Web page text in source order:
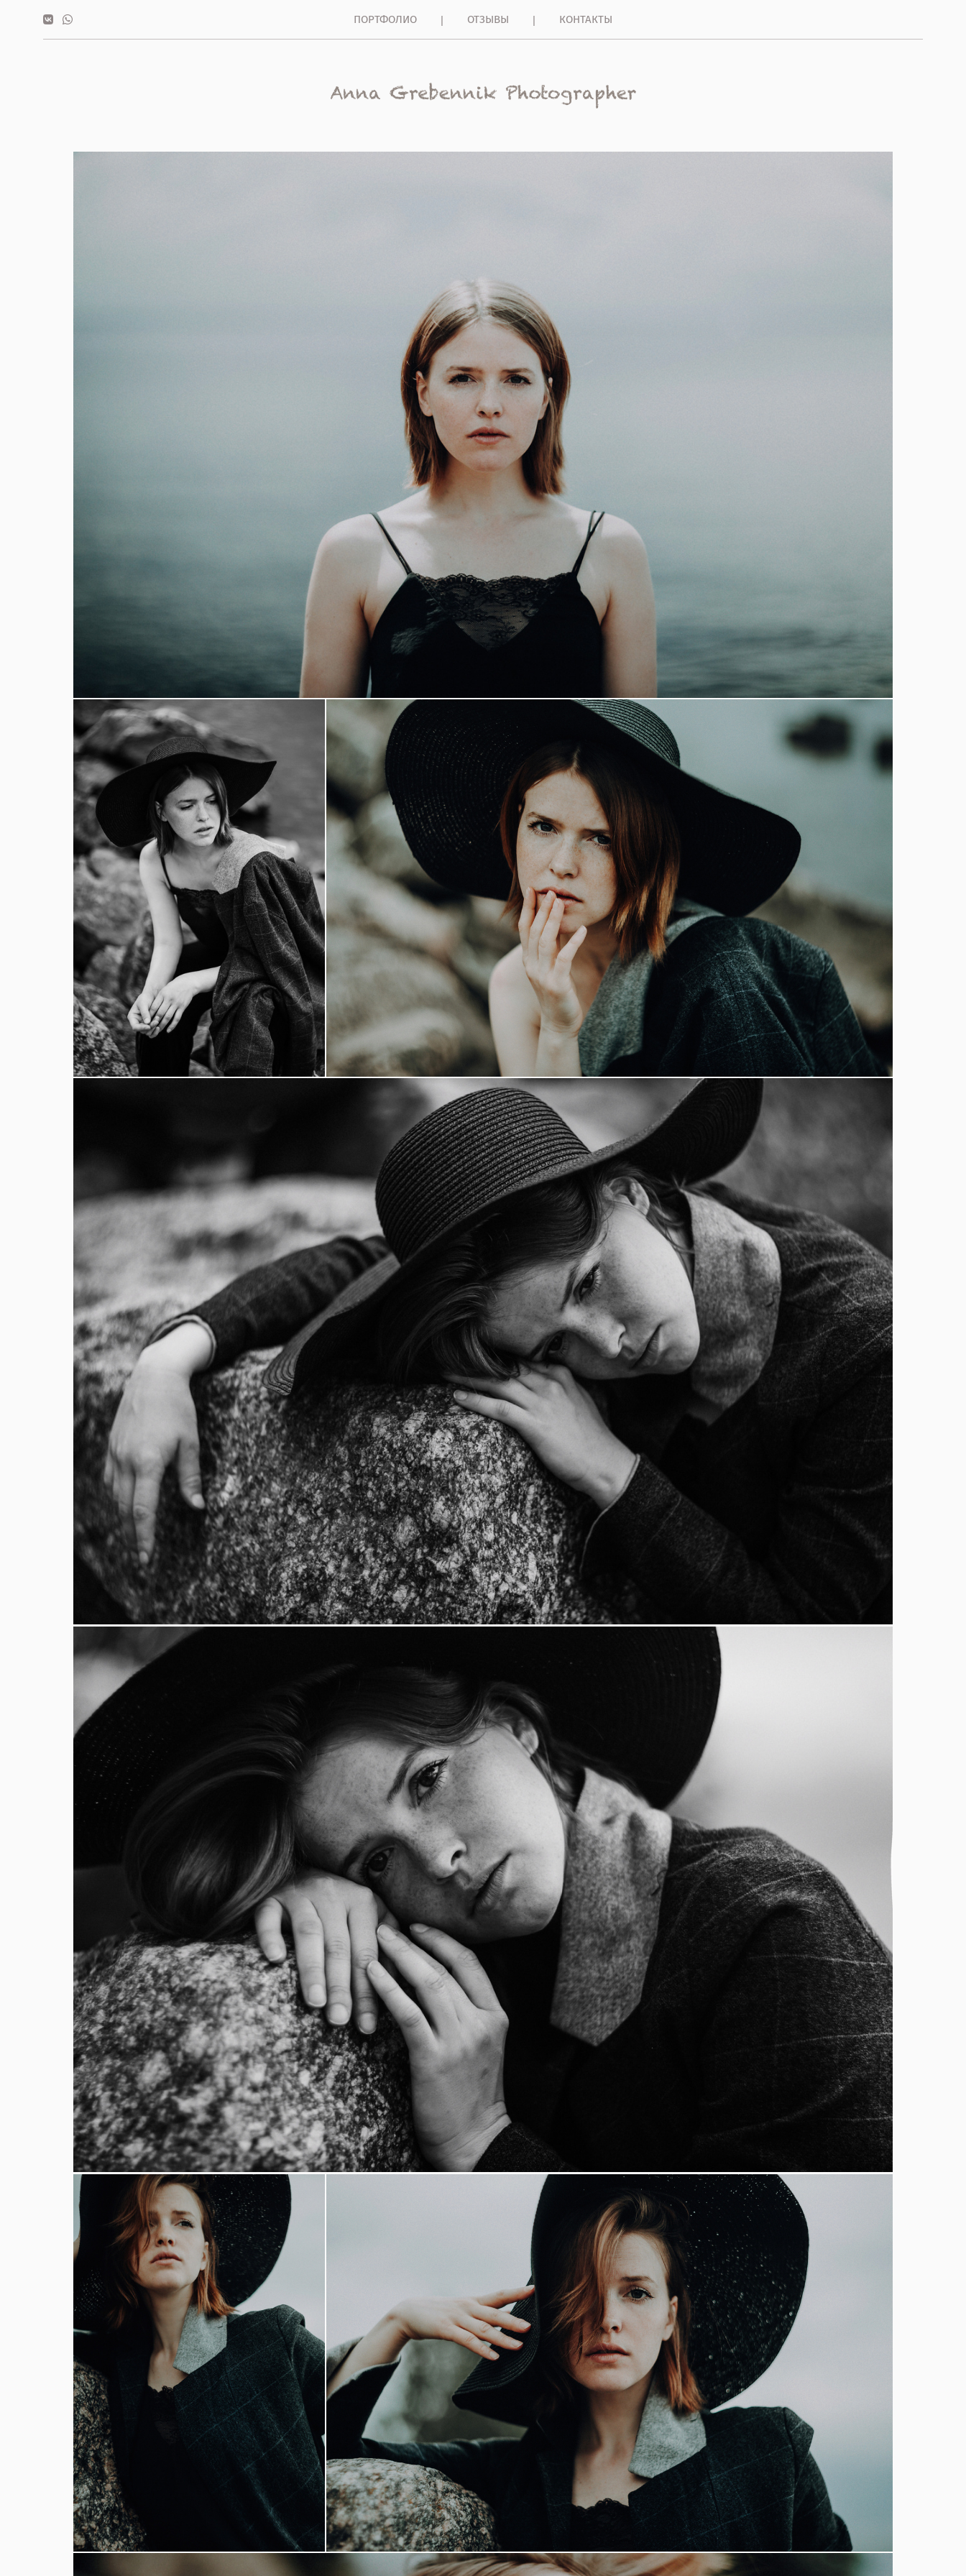
ПОРТФОЛИО ОТЗЫВЫ КОНТАКТЫ